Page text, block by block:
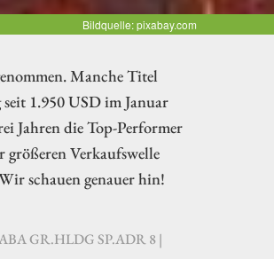
Bildquelle: pixabay.com
Manche Titel
1.950 USD im Januar
Jahren die Top-Performer
Verkaufswelle
schauen genauer hin!
GR.HLDG SP.ADR 8 |